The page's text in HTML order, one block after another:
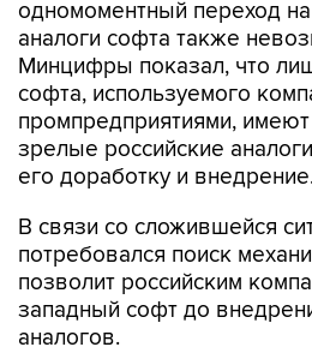
одномоментный переход
аналоги софта также
Минцифры показал, что
софта, используемого
промпредприятиями,
зрелые российские
его доработку и
В связи со сложившейся
потребовался поиск
позволит российским
западный софт до
аналогов.